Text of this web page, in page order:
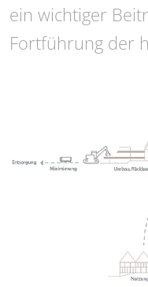
ein wichtiger
Fortführung der